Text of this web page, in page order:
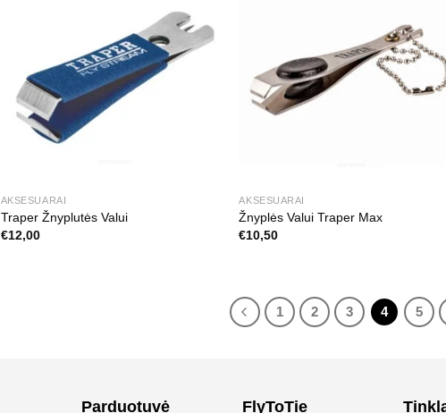
AKSESUARAI
Traper Žnyplutės Valui
€12,00
AKSESUARAI
Žnyplės Valui Traper Max
€10,50
1 2 3 4 5
Parduotuvė FlyToTie